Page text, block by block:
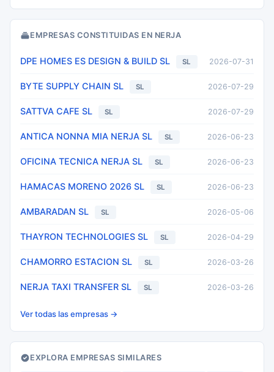
EMPRESAS CONSTITUIDAS EN NERJA
DPE HOMES ES DESIGN & BUILD SL SL 2026-07-31
BYTE SUPPLY CHAIN SL SL 2026-07-29
SATTVA CAFE SL SL 2026-07-29
ANTICA NONNA MIA NERJA SL SL 2026-06-23
OFICINA TECNICA NERJA SL SL 2026-06-23
HAMACAS MORENO 2026 SL SL 2026-06-23
AMBARADAN SL SL 2026-05-06
THAYRON TECHNOLOGIES SL SL 2026-04-29
CHAMORRO ESTACION SL SL 2026-03-26
NERJA TAXI TRANSFER SL SL 2026-03-26
Ver todas las empresas →
EXPLORA EMPRESAS SIMILARES